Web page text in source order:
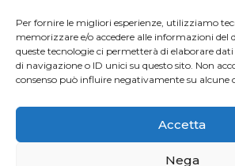
Per fornire le migliori esperienze, utilizziamo
memorizzare e/o accedere alle informazioni del
queste tecnologie ci permetterà di elaborare
di navigazione o ID unici su questo sito. Non
consenso può influire negativamente su alcune
Accetta
Nega
Caritas Italiana Ufficio Servizio Civile
Tavolo Ecclesiale sul Servizio Civile